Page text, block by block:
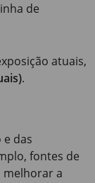
de
atuais,
.
das
fontes de
melhorar a